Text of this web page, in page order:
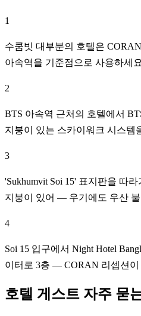
1
수쿰빗 대부분의 호텔은
아속역을 기준점으로 사용하세
2
BTS 아속역 근처의 호텔에서
지붕이 있는 스카이워크 시스템
3
'Sukhumvit Soi 15' 표지판을 따
지붕이 있어 — 우기에도 우산
4
Soi 15 입구에서 Night Hotel
이터로 3층 — CORAN 리셉션이
호텔 게스트 자주 묻